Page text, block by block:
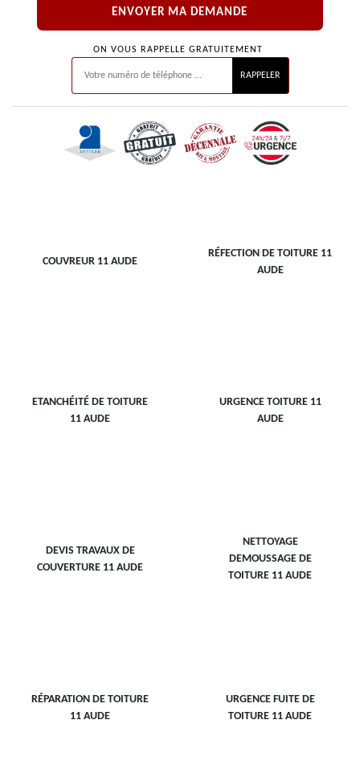
ON VOUS RAPPELLE GRATUITEMENT
COUVREUR 11 AUDE
RÉFECTION DE TOITURE 11
AUDE
ETANCHÉITÉ DE TOITURE
11 AUDE
URGENCE TOITURE 11
AUDE
DEVIS TRAVAUX DE
COUVERTURE 11 AUDE
NETTOYAGE
DEMOUSSAGE DE
TOITURE 11 AUDE
RÉPARATION DE TOITURE
11 AUDE
URGENCE FUITE DE
TOITURE 11 AUDE